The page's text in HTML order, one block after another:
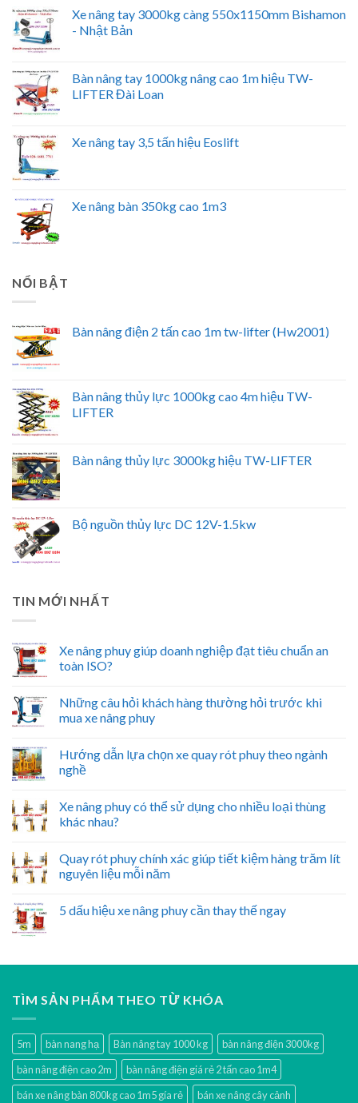
Xe nâng tay 3000kg càng 550x1150mm Bishamon
- Nhật Bản
Bàn nâng tay 1000kg nâng cao 1m hiệu TW-
LIFTER Đài Loan
Xe nâng tay 3,5 tấn hiệu Eoslift
Xe nâng bàn 350kg cao 1m3
NỔI BẬT
Bàn nâng điện 2 tấn cao 1m tw-lifter (Hw2001)
Bàn nâng thủy lực 1000kg cao 4m hiệu TW-
LIFTER
Bàn nâng thủy lực 3000kg hiệu TW-LIFTER
Bộ nguồn thủy lực DC 12V-1.5kw
TIN MỚI NHẤT
Xe nâng phuy giúp doanh nghiệp đạt tiêu chuẩn an
toàn ISO?
Những câu hỏi khách hàng thường hỏi trước khi
mua xe nâng phuy
Hướng dẫn lựa chọn xe quay rót phuy theo ngành
nghề
Xe nâng phuy có thể sử dụng cho nhiều loại thùng
khác nhau?
Quay rót phuy chính xác giúp tiết kiệm hàng trăm lít
nguyên liệu mỗi năm
5 dấu hiệu xe nâng phuy cần thay thế ngay
TÌM SẢN PHẨM THEO TỪ KHÓA
5m bàn nang hạ Bàn nâng tay 1000 kg
bàn nâng điện 3000kg
bàn nâng điện cao 2m
bàn nâng điện giá rẻ 2 tấn cao 1m4
bán xe nâng bàn 800kg cao 1m5 gía rẻ
bán xe nâng cây cảnh